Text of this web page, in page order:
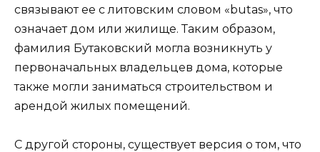
связывают ее с литовским словом «butas», что
означает дом или жилище. Таким образом,
фамилия Бутаковский могла возникнуть у
первоначальных владельцев дома, которые
также могли заниматься строительством и
арендой жилых помещений.
С другой стороны, существует версия о том, что